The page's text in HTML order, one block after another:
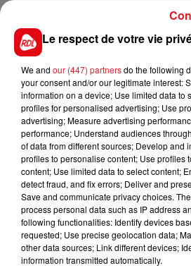
: Il vient
trot monté (2é), et revient
apprécie. C'est un bon
*********
En direct des
/
FILS D'ACTUS
Le respect de votre vie
We and our (447) partnersdo the following
your consent and/or our legitimate interest:
information on a device; Use limited data to
profiles for personalised advertising; Use
advertising; Measure advertising
performance; Understand audiences
of data from different sources; Develop and
profiles to personalise content; Use profiles
content; Use limited data to select content;
detect fraud, and fix errors; Deliver and
Save and communicate privacy choices.
process personal data such as IP address
following functionalities: Identify devices
requested; Use precise geolocation data;
other data sources; Link different devices;
information transmitted automatically.